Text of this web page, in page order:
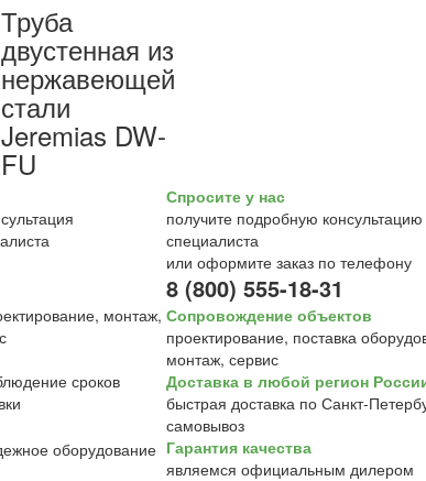
Труба
двустенная из
нержавеющей
стали
Jeremias DW-
FU
Спросите у нас
получите подробную консультацию
специалиста
или оформите заказ по телефону
8 (800) 555-18-31
Сопровождение объектов
проектирование, поставка
монтаж, сервис
Доставка в любой регион
быстрая доставка по Санкт-
самовывоз
Гарантия качества
являемся официальным дилером